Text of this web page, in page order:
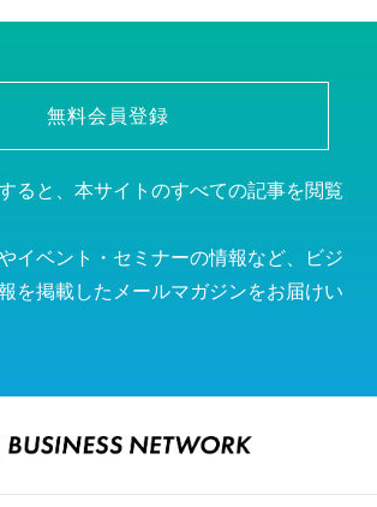
無料会員登録
ると、本サイトのすべての記事を閲覧
イベント・セミナーの情報など、ビジ
を掲載したメールマガジンをお届けい